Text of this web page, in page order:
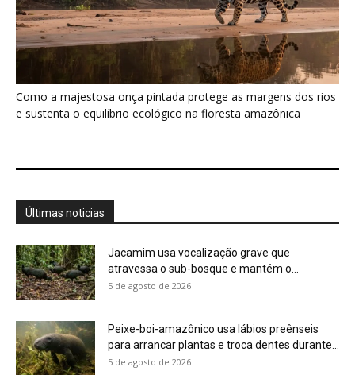
atravessa o sub-bosque e mantém o...
5 de agosto de 2026
Peixe-boi-amazônico usa lábios preênseis
para arrancar plantas e troca dentes durante...
5 de agosto de 2026
Você pode olhar para uma floresta e não
4 de agosto de 2026
4 de agosto de 2026